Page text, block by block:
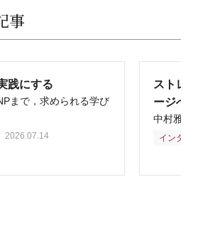
事
践にする
まで，求められる学び
2026.07.14
ストレ
ージへ
中村雅俊
インタビ